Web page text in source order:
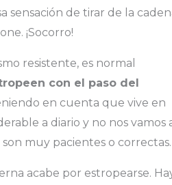
sensación de tirar de la
¡Socorro!
resistente, es normal
con el paso del
en cuenta que vive en
a diario y no nos vamos
muy pacientes o correctas.
acabe por estropearse.